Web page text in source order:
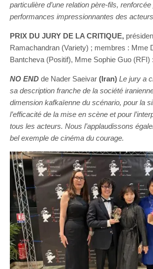
particulière d’une relation père-fils, renforcée
performances impressionnantes des
PRIX DU JURY DE LA CRITIQUE,
Ramachandran (Variety) ; membres : Mme
Bantcheva (Positif), Mme Sophie Guo (RFI) :
NO END de Nader Saeivar (Iran) Le jury a
sa description franche de la société
dimension kafkaïenne du scénario, pour la
l’efficacité de la mise en scène et pour
tous les acteurs. Nous l’applaudissons
bel exemple de cinéma du courage.